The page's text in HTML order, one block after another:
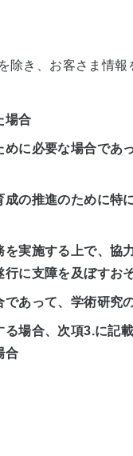
き、お客さま情報
場合
に必要な場合であ
の推進のために特
実施する上で、協
に支障を及ぼすお
あって、学術研究
場合、次項3.に記
合